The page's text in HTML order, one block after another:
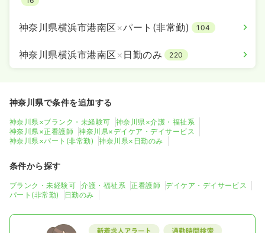
神奈川県横浜市港南区 ×パート(非常勤) 104
神奈川県横浜市港南区 × 日勤のみ 220
神奈川県で条件を追加する
神奈川県×ブランク・未経験可
神奈川県×介護・福祉系
神奈川県×正看護師
神奈川県×デイケア・デイサービス
神奈川県×パート(非常勤)
神奈川県×日勤のみ
条件から探す
ブランク・未経験可 介護・福祉系 正看護師
デイケア・デイサービス
パート(非常勤)
日勤のみ